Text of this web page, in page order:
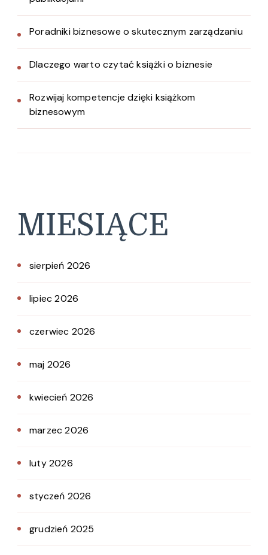
Poradniki biznesowe o skutecznym zarządzaniu
Dlaczego warto czytać książki o biznesie
Rozwijaj kompetencje dzięki książkom
biznesowym
MIESIĄCE
sierpień 2026
lipiec 2026
czerwiec 2026
maj 2026
kwiecień 2026
marzec 2026
luty 2026
styczeń 2026
grudzień 2025